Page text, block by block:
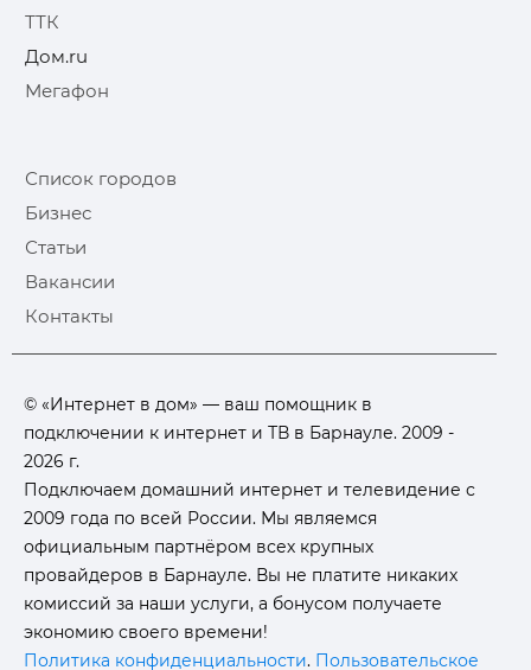
ТТК
Дом.ru
Мегафон
Список городов
Бизнес
Статьи
Вакансии
Контакты
© «Интернет в дом» — ваш помощник в
подключении к интернет и ТВ в Барнауле. 2009 -
2026 г.
Подключаем домашний интернет и телевидение с
2009 года по всей России. Мы являемся
официальным партнёром всех крупных
провайдеров в Барнауле. Вы не платите никаких
комиссий за наши услуги, а бонусом получаете
экономию своего времени!
Политика конфиденциальности. Пользовательское